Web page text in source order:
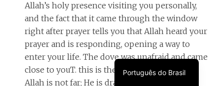
Allah’s holy presence visiting you personally,
and the fact that it came through the window
right after prayer tells you that Allah heard your
prayer and is responding, opening a way to
enter your life. The dove was unafraid and came
close to youT. this is the heart of the dream:
Allah is not far; He is drawing near to you
Português do Brasil
English
Español
فارسی